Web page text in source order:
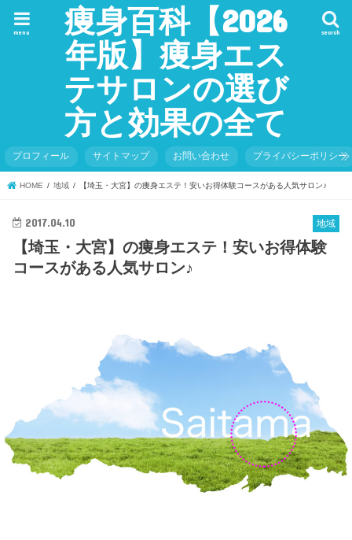
痩身百科【2026
年版】痩身エス
テサロンの選び
方と効果の全て
search
menu
プロフィール サイトマップ お問い合わせ プライバシーポリシー
HOME 地域 【埼玉・大宮】の痩身エステ！安いお得体験コースがある人気サロン♪
地域
2017.04.10
【埼玉・大宮】の痩身エステ！安いお得体験
コースがある人気サロン♪